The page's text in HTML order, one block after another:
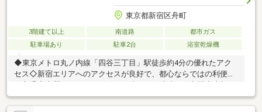
東京都新宿区舟町
3階建て以上 南道路
都市ガス
駐車場あり
駐車2台 浴室乾燥機
◆東京メトロ丸ノ内線「四谷三丁目」駅徒歩約4分の優れたアク
セス◇新宿エリアへのアクセスが良好で、都心ならではの利便性
お車を雨風から守るビルトインガレージ付き